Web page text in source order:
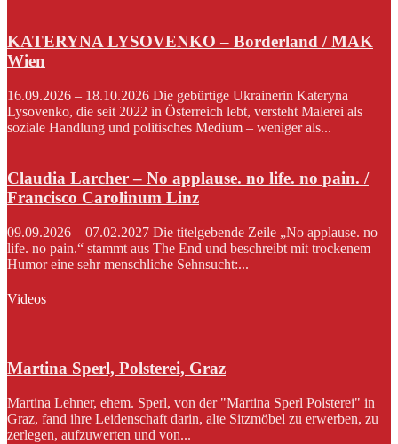
KATERYNA LYSOVENKO – Borderland / MAK
Wien
16.09.2026 – 18.10.2026 Die gebürtige Ukrainerin Kateryna
Lysovenko, die seit 2022 in Österreich lebt, versteht Malerei als
soziale Handlung und politisches Medium – weniger als...
Claudia Larcher – No applause. no life. no pain. /
Francisco Carolinum Linz
09.09.2026 – 07.02.2027 Die titelgebende Zeile „No applause. no
life. no pain.“ stammt aus The End und beschreibt mit trockenem
Humor eine sehr menschliche Sehnsucht:...
Videos
Martina Sperl, Polsterei, Graz
Martina Lehner, ehem. Sperl, von der "Martina Sperl Polsterei" in
Graz, fand ihre Leidenschaft darin, alte Sitzmöbel zu erwerben, zu
zerlegen, aufzuwerten und von...